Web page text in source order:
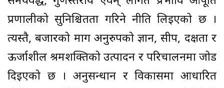
प्रणालीको सुनिश्चितता गरिने नीति लिइएको छ ।
त्यस्तै, बजारको माग अनुरुपको ज्ञान, सीप, दक्षता र
ऊर्जाशील श्रमशक्तिको उत्पादन र परिचालनमा जोड
दिइएको छ । अनुसन्धान र विकासमा आधारित